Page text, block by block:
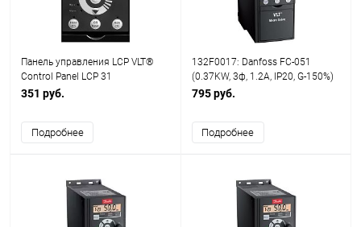
Панель управления LCP VLT®
Control Panel LCP 31
351 руб.
Подробнее
132F0017: Danfoss FC-051
(0.37KW, 3ф, 1.2A, IP20, G-150%)
795 руб.
Подробнее